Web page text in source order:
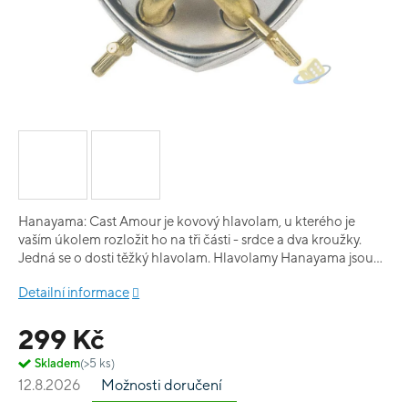
299 Kč
Skladem(>5 ks)
12.8.2026 Možnosti doručení
Hanayama: Cast Amour je kovový hlavolam, u kterého je
vaším úkolem rozložit ho na tři části - srdce a dva kroužky.
Jedná se o dosti těžký hlavolam. Hlavolamy Hanayama jsou
doporučujeme jako dárek všem zamilovaným!;)
Detailní informace